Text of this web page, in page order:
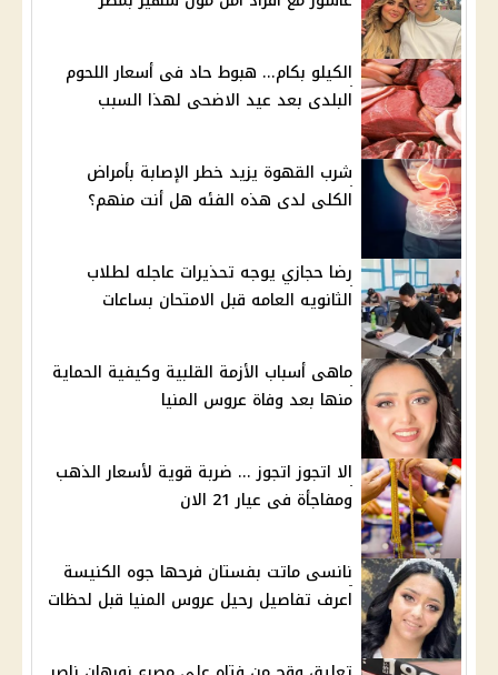
الكيلو بكام... هبوط حاد فى أسعار اللحوم
البلدى بعد عيد الاضحى لهذا السبب
شرب القهوة يزيد خطر الإصابة بأمراض
الكلى لدى هذه الفئه هل أنت منهم؟
رضا حجازي يوجه تحذيرات عاجله لطلاب
الثانويه العامه قبل الامتحان بساعات
ماهى أسباب الأزمة القلبية وكيفية الحماية
منها بعد وفاة عروس المنيا
الا اتجوز اتجوز ... ضربة قوية لأسعار الذهب
ومفاجأة فى عيار 21 الان
نانسى ماتت بفستان فرحها جوه الكنيسة
اعرف تفاصيل رحيل عروس المنيا قبل لحظات